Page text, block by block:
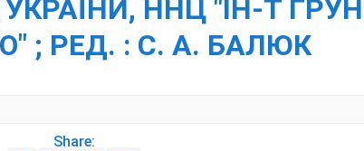
ННЦ "ІН-Т
; РЕД. : С. А. БАЛЮК
Share: